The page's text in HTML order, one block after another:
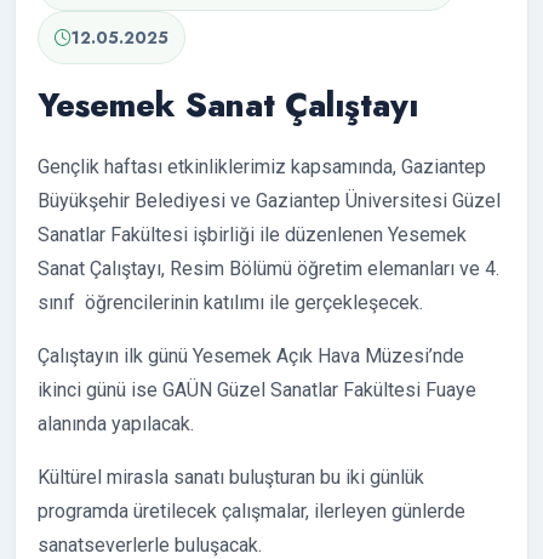
12.05.2025
Yesemek Sanat Çalıştayı
Gençlik haftası etkinliklerimiz kapsamında, Gaziantep
Büyükşehir Belediyesi ve Gaziantep Üniversitesi Güzel
Sanatlar Fakültesi işbirliği ile düzenlenen Yesemek
Sanat Çalıştayı, Resim Bölümü öğretim elemanları ve 4.
sınıf öğrencilerinin katılımı ile gerçekleşecek.
Çalıştayın ilk günü Yesemek Açık Hava Müzesi’nde
ikinci günü ise GAÜN Güzel Sanatlar Fakültesi Fuaye
alanında yapılacak.
Kültürel mirasla sanatı buluşturan bu iki günlük
programda üretilecek çalışmalar, ilerleyen günlerde
sanatseverlerle buluşacak.